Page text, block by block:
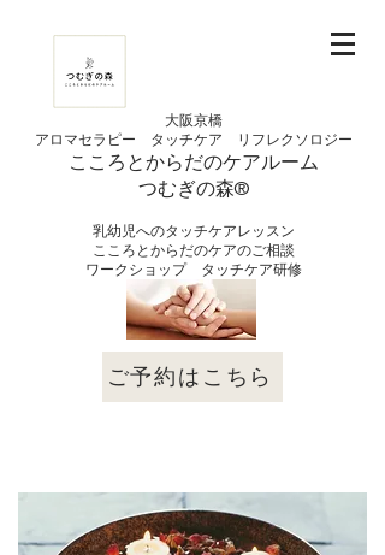
大阪京橋
アロマセラピー タッチケア
リフレクソロジー
こころとからだのケアルーム
つむぎの​森®︎
​乳幼児へのタッチケアレッスン
こころとからだのケアのご相談
​ワークショップ タッチケア研修
ご予約はこちら